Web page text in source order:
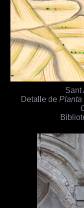
Sant
Detalle de Planta